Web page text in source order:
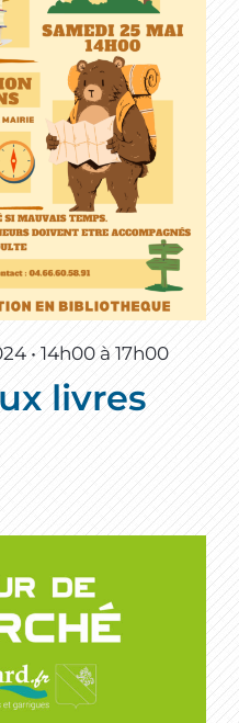
• 14h00à17h00
livres